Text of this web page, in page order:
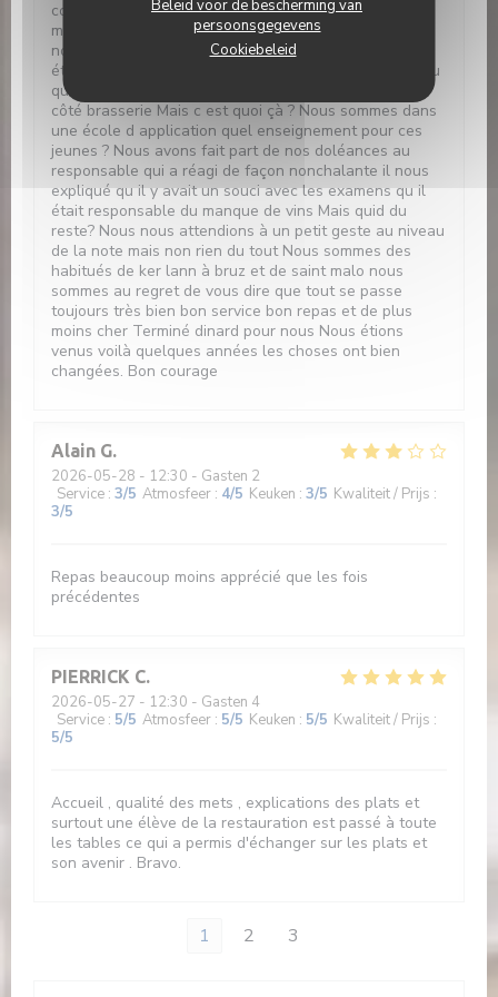
Beleid voor de bescherming van
persoonsgegevens
Cookiebeleid
complètement liquéfie un des mille feuilles n avait
même pas de sucre glace comme les autres. Ensuite
nous avons redemandé à notre serveur si les cafés
étaient compris dans le prix du menu il nous a répondu
que oui. Mais plus de café il a fallu aller le chercher
côté brasserie Mais c est quoi çà ? Nous sommes dans
une école d application quel enseignement pour ces
jeunes ? Nous avons fait part de nos doléances au
responsable qui a réagi de façon nonchalante il nous
expliqué qu il y avait un souci avec les examens qu il
était responsable du manque de vins Mais quid du
reste? Nous nous attendions à un petit geste au niveau
de la note mais non rien du tout Nous sommes des
habitués de ker lann à bruz et de saint malo nous
sommes au regret de vous dire que tout se passe
toujours très bien bon service bon repas et de plus
moins cher Terminé dinard pour nous Nous étions
venus voilà quelques années les choses ont bien
changées. Bon courage
Alain G
2026-05-28 - 12:30 - Gasten 2
Service : 3/5 Atmosfeer : 4/5 Keuken : 3/5 Kwaliteit / Prijs :
3/5
Repas beaucoup moins apprécié que les fois
précédentes
PIERRICK C
2026-05-27 - 12:30 - Gasten 4
Service : 5/5 Atmosfeer : 5/5 Keuken : 5/5 Kwaliteit / Prijs :
5/5
Accueil , qualité des mets , explications des plats et
surtout une élève de la restauration est passé à toute
les tables ce qui a permis d'échanger sur les plats et
son avenir . Bravo.
1 2 3